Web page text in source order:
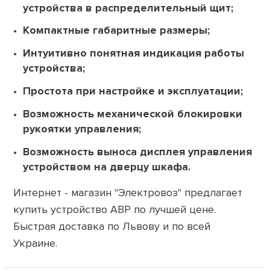
устройства в распределительный щит;
Компактные габаритные размеры;
Интуитивно понятная индикация работы
устройства;
Простота при настройке и эксплуатации;
Возможность механической блокировки
рукоятки управления;
Возможность выноса дисплея управления
устройством на дверцу шкафа.
Интернет - магазин "Электровоз" предлагает
купить устройство АВР по лучшей цене.
Быстрая доставка по Львову и по всей
Украине.